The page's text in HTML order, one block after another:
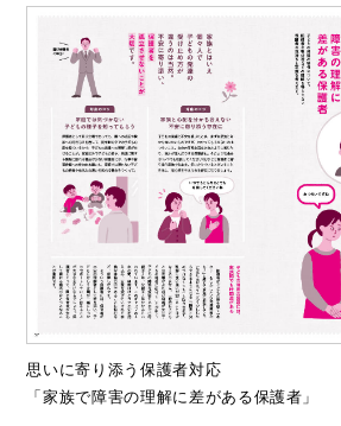
思いに寄り添う保護者対応
「家族で障害の理解に差がある保護者」